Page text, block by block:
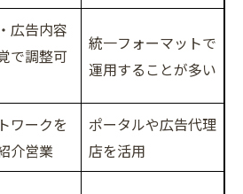
広告内容
で調整可
統一フォーマットで
運用することが多い
ワークを
介営業
ポータルや広告代理
店を活用